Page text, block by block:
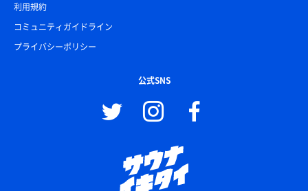
利用規約
コミュニティガイドライン
プライバシーポリシー
公式SNS